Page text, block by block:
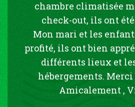
chambre climatisée
check-out, ils ont
Mon mari et les
profité, ils ont bien
différents lieux et
hébergements.
Amicalement ,